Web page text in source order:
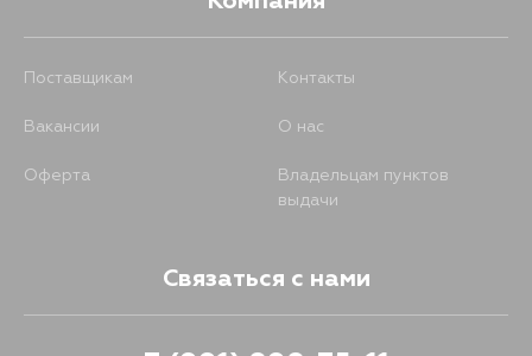
Поставщикам Контакты
Вакансии О нас
Оферта
Владельцам пунктов
выдачи
Связаться с нами